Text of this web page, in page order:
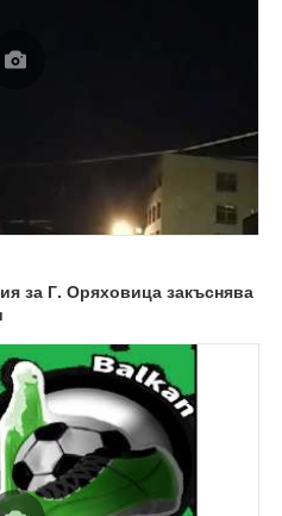
за Г. Оряховица закъснява